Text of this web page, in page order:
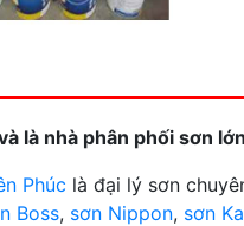
là nhà phân phối sơn
Phúc là đại lý sơn
Boss, sơn Nippon, sơn